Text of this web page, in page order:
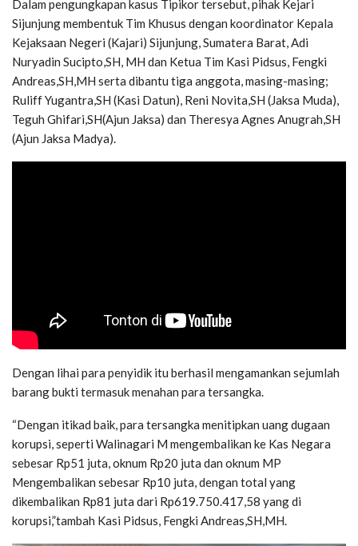
Dalam pengungkapan kasus Tipikor tersebut, pihak Kejari
Sijunjung membentuk Tim Khusus dengan koordinator Kepala
Kejaksaan Negeri (Kajari) Sijunjung, Sumatera Barat, Adi
Nuryadin Sucipto,SH, MH dan Ketua Tim Kasi Pidsus, Fengki
Andreas,SH,MH serta dibantu tiga anggota, masing-masing;
Ruliff Yugantra,SH (Kasi Datun), Reni Novita,SH (Jaksa Muda),
Teguh Ghifari,SH(Ajun Jaksa) dan Theresya Agnes Anugrah,SH
(Ajun Jaksa Madya).
Dengan lihai para penyidik itu berhasil mengamankan sejumlah
barang bukti termasuk menahan para tersangka.
“Dengan itikad baik, para tersangka menitipkan uang dugaan
korupsi, seperti Walinagari M mengembalikan ke Kas Negara
sebesar Rp51 juta, oknum Rp20 juta dan oknum MP
Mengembalikan sebesar Rp10 juta, dengan total yang
dikembalikan Rp81 juta dari Rp619.750.417,58 yang di
korupsi,”tambah Kasi Pidsus, Fengki Andreas,SH,MH.